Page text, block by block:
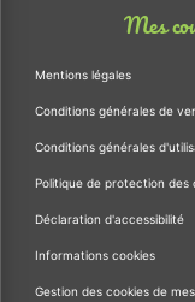
Mes
Mentions légales
Conditions générales de
Conditions générales
Politique de protection des
Déclaration d'accessibilité
Informations cookies
Gestion des cookies de